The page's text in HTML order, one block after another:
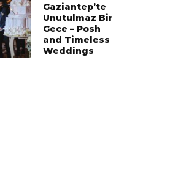
Gaziantep’te
Unutulmaz Bir
Gece – Posh
and Timeless
Weddings